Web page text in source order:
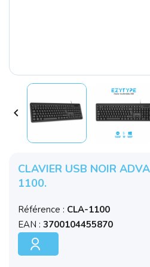

CLAVIER USB NOIR
1100.
Référence : CLA-1100
EAN : 3700104455870